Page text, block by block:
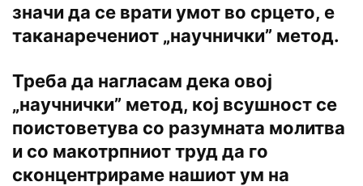
значи да се врати умот во срцето, е
таканаречениот „научнички” метод.
Треба да нагласам дека овој
„научнички” метод, кој всушност се
поистоветува со разумната молитва
и со макотрпниот труд да го
сконцентрираме нашиот ум на